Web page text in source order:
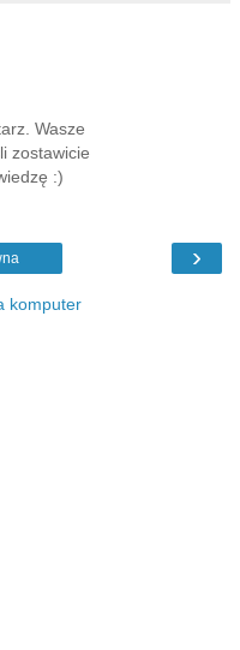
Wasze
zostawicie
:)
›
komputer